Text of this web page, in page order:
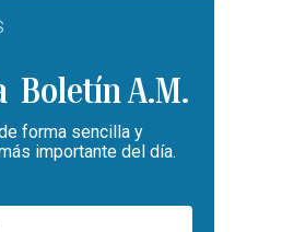
Boletín A.M.
forma sencilla y
importante del día.